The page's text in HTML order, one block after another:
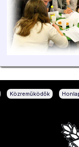
Közreműködők